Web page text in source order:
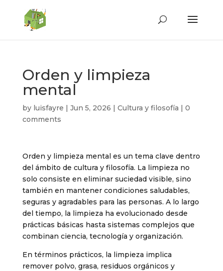
Orden y limpieza
mental
by luisfayre | Jun 5, 2026 | Cultura y filosofía | 0
comments
Orden y limpieza mental es un tema clave dentro
del ámbito de cultura y filosofía. La limpieza no
solo consiste en eliminar suciedad visible, sino
también en mantener condiciones saludables,
seguras y agradables para las personas. A lo largo
del tiempo, la limpieza ha evolucionado desde
prácticas básicas hasta sistemas complejos que
combinan ciencia, tecnología y organización.
En términos prácticos, la limpieza implica
remover polvo, grasa, residuos orgánicos y